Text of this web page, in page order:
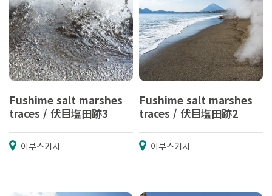
Fushime salt marshes
traces / 伏目塩田跡3
이부스키시
Fushime salt marshes
traces / 伏目塩田跡2
이부스키시